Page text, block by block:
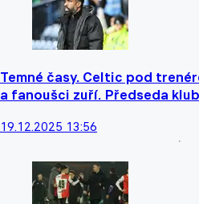
Temné časy. Celtic pod
a fanoušci zuří. Předseda
19.12.2025 13:56